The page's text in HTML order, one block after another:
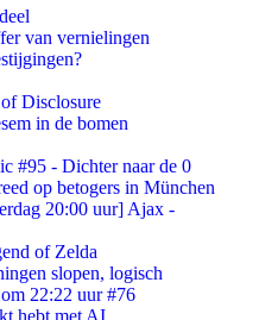
van vernielingen
Disclosure
in de bomen
#95 - Dichter naar de 0
op betogers in München
20:00 uur] Ajax -
of Zelda
slopen, logisch
22:22 uur #76
hebt met AI